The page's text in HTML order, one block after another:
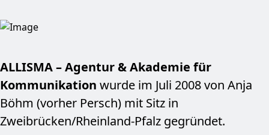
ALLISMA – Agentur & Akademie für
Kommunikation wurde im Juli 2008 von Anja
Böhm (vorher Persch) mit Sitz in
Zweibrücken/Rheinland-Pfalz gegründet.